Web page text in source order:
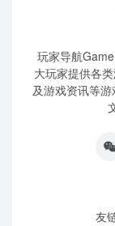
玩家导航
大玩家提供各
及游戏资讯等
友